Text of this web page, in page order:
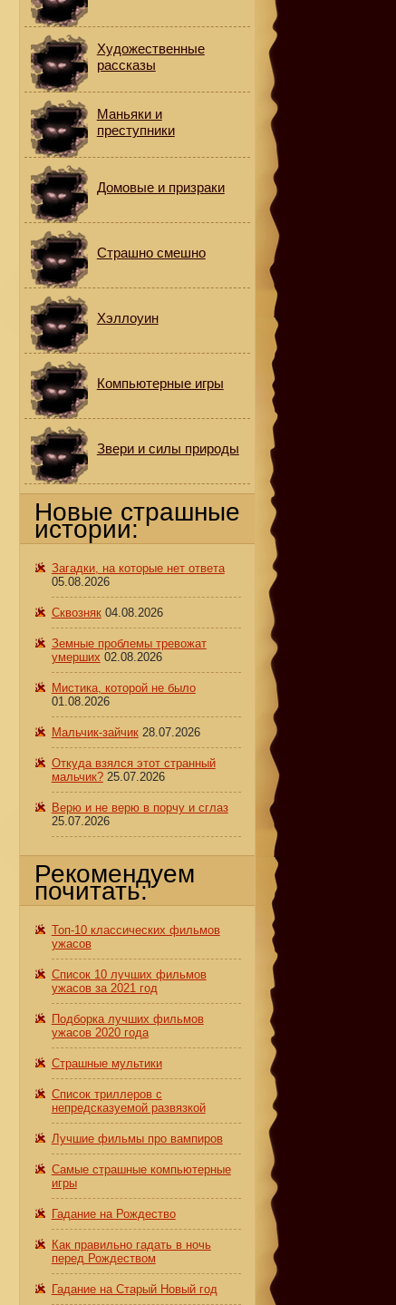
Художественные
рассказы
Маньяки и
преступники
Домовые и призраки
Страшно смешно
Хэллоуин
Компьютерные игры
Звери и силы природы
Новые страшные
истории:
Загадки, на которые нет ответа
05.08.2026
Сквозняк 04.08.2026
Земные проблемы тревожат
умерших 02.08.2026
Мистика, которой не было
01.08.2026
Мальчик-зайчик 28.07.2026
Откуда взялся этот странный
мальчик? 25.07.2026
Верю и не верю в порчу и сглаз
25.07.2026
Рекомендуем
почитать:
Топ-10 классических фильмов
ужасов
Список 10 лучших фильмов
ужасов за 2021 год
Подборка лучших фильмов
ужасов 2020 года
Страшные мультики
Список триллеров с
непредсказуемой развязкой
Лучшие фильмы про вампиров
Самые страшные компьютерные
игры
Гадание на Рождество
Как правильно гадать в ночь
перед Рождеством
Гадание на Старый Новый год